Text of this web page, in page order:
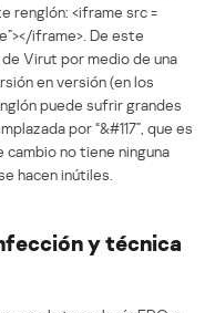
renglón: <iframe src =
iframe>. De este
Virut por medio de una
en versión (en los
puede sufrir grandes
por “&#117”, que es
cambio no tiene ninguna
hacen inútiles.
y técnica